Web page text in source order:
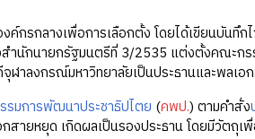
ลางเพื่อการเลือกตั้ง โดยได้เขียนบันทึกไ
ำนักนายกรัฐมนตรีที่ 3/2535 แต่งตั้งคณะก
ฬาลงกรณ์มหาวิทยาลัยเป็นประธานและพลเอ
มการพัฒนาประชาธิปไตย (คพป.) ตามคำสั่ง
สายหยุด เกิดผลเป็นรองประธาน โดยมีวัตถุเ